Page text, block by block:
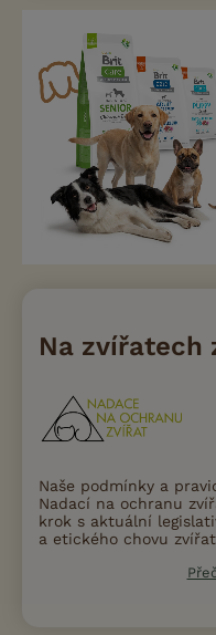
Na zvířatech
Naše podmínky a
Nadací na ochranu
krok s aktuální
a etického chovu